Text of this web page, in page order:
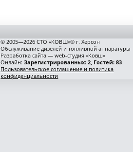
© 2005—2026 СТО «КОВШ»® г. Херсон
Обслуживание дизелей и топливной аппаратуры
Разработка сайта — web-студия «Ковш»
Онлайн:Зарегистрированных: 2, Гостей: 83
Пользовательское соглашение и политика
конфиденциальности